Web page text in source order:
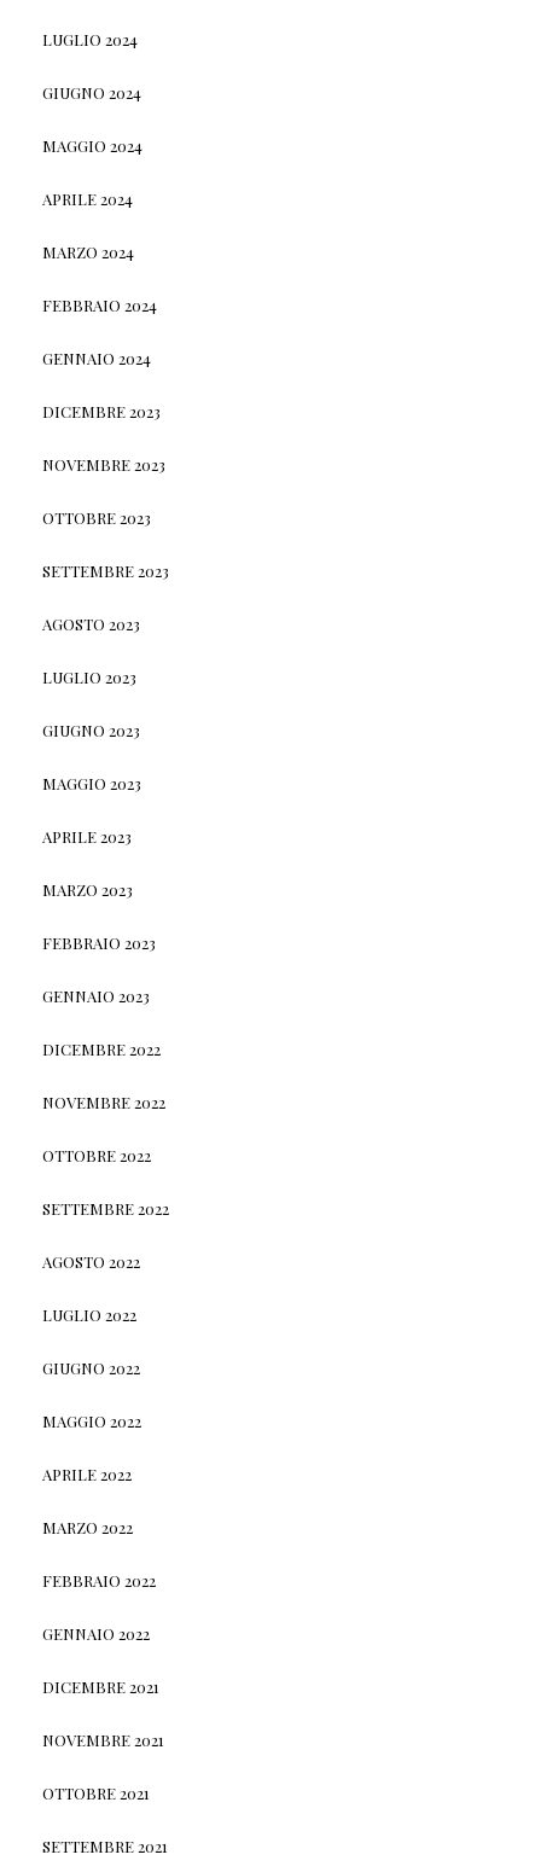
LUGLIO 2024
GIUGNO 2024
MAGGIO 2024
APRILE 2024
MARZO 2024
FEBBRAIO 2024
GENNAIO 2024
DICEMBRE 2023
NOVEMBRE 2023
OTTOBRE 2023
SETTEMBRE 2023
AGOSTO 2023
LUGLIO 2023
GIUGNO 2023
MAGGIO 2023
APRILE 2023
MARZO 2023
FEBBRAIO 2023
GENNAIO 2023
DICEMBRE 2022
NOVEMBRE 2022
OTTOBRE 2022
SETTEMBRE 2022
AGOSTO 2022
LUGLIO 2022
GIUGNO 2022
MAGGIO 2022
APRILE 2022
MARZO 2022
FEBBRAIO 2022
GENNAIO 2022
DICEMBRE 2021
NOVEMBRE 2021
OTTOBRE 2021
SETTEMBRE 2021